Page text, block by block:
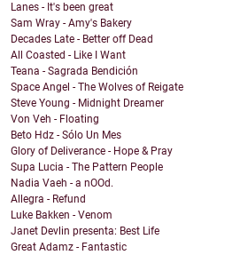
Lanes - It's been great
Sam Wray - Amy's Bakery
Decades Late - Better off Dead
All Coasted - Like I Want
Teana - Sagrada Bendición
Space Angel - The Wolves of Reigate
Steve Young - Midnight Dreamer
Von Veh - Floating
Beto Hdz - Sólo Un Mes
Glory of Deliverance - Hope & Pray
Supa Lucia - The Pattern People
Nadia Vaeh - a nOOd.
Allegra - Refund
Luke Bakken - Venom
Janet Devlin presenta: Best Life
Great Adamz - Fantastic